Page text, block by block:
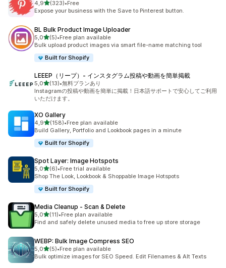
4,95 yıldız üzerinden
(323)
toplam 323 değerlendirme
•Free
Expose your business with the Save to Pinterest button.
BL Bulk Product Image Uploader
5,05 yıldız üzerinden
(5)
toplam 5 değerlendirme
•Free plan available
Bulk upload product images via smart file-name matching tool
Built for Shopify
LEEEP（リープ）‑ インスタグラム投稿や動画を簡単掲載
5,05 yıldız üzerinden
(13)
toplam 13 değerlendirme
•無料プランあり
Instagramの投稿や動画を簡単に掲載！日本語サポートで安心してご利用
いただけます。
XO Gallery
4,95 yıldız üzerinden
(158)
toplam 158 değerlendirme
•Free plan available
Build Gallery, Portfolio and Lookbook pages in a minute
Built for Shopify
Spot Layer: Image Hotspots
5,05 yıldız üzerinden
(6)
toplam 6 değerlendirme
•Free trial available
Shop The Look, Lookbook & Shoppable Image Hotspots
Built for Shopify
Media Cleanup ‑ Scan & Delete
5,05 yıldız üzerinden
(11)
toplam 11 değerlendirme
•Free plan available
Find and safely delete unused media to free up store storage
WEBP: Bulk Image Compress SEO
5,05 yıldız üzerinden
(5)
toplam 5 değerlendirme
•Free plan available
Bulk optimize images for SEO Speed. Edit Filenames & Alt Texts